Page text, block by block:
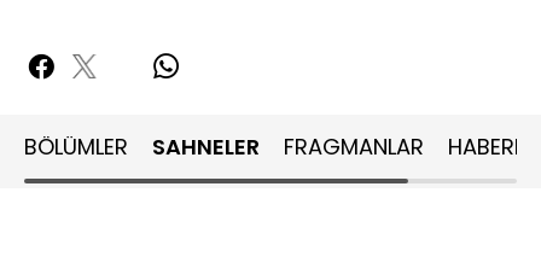
BÖLÜMLER SAHNELER FRAGMANLAR